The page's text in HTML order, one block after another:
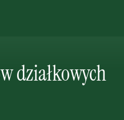
działkowych